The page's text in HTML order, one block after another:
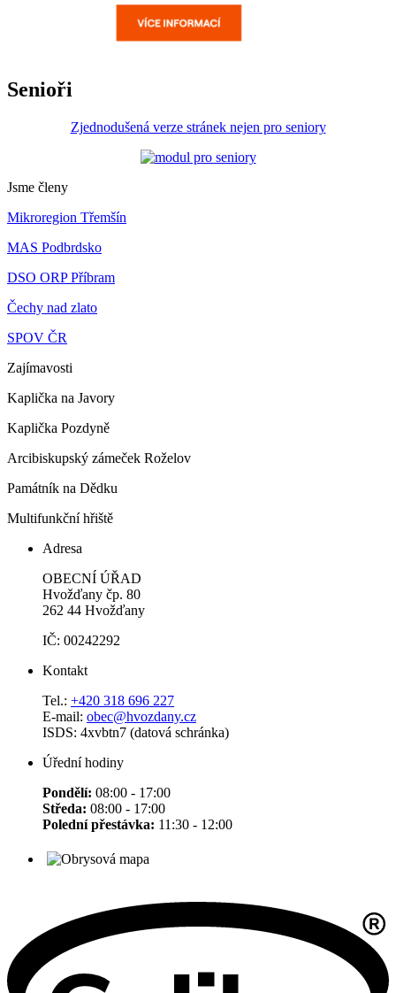
Senioři
Zjednodušená verze stránek nejen pro seniory
Jsme členy
Mikroregion Třemšín
MAS Podbrdsko
DSO ORP Příbram
Čechy nad zlato
SPOV ČR
Zajímavosti
Kaplička na Javory
Kaplička Pozdyně
Arcibiskupský zámeček Roželov
Památník na Dědku
Multifunkční hřiště
Adresa
OBECNÍ ÚŘAD
Hvožďany čp. 80
262 44 Hvožďany
IČ: 00242292
Kontakt
Tel.: +420 318 696 227
E-mail: obec@hvozdany.cz
ISDS: 4xvbtn7 (datová schránka)
Úřední hodiny
Pondělí: 08:00 - 17:00
Středa: 08:00 - 17:00
Polední přestávka: 11:30 - 12:00